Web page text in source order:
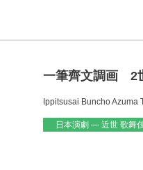
一筆齊文調画 2
Ippitsusai Buncho Azuma
日本演劇 — 近世 歌舞